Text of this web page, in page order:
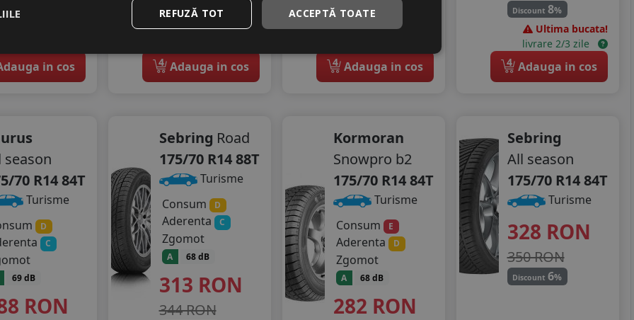
2 bucati!
in cos
Ultimele 2 bucati!
livrare 24/48 ore
4 Adauga in cos
Ultimele 2 bucati!
4 Adauga in cos
Discount8%
Ultima bucata!
livrare 2/3 zile
4 Adauga in cos
season
70 R14 84T
Turisme
D
C
69 dB
RON
Sebring Road
175/70 R14 88T
Turisme
Consum
D
Aderenta C
Zgomot
A 68 dB
313 RON
344 RON
Kormoran
Snowpro b2
175/70 R14 84T
Turisme
Consum
E
Aderenta D
Zgomot
A 68 dB
282 RON
Sebring
All season
175/70 R14 84T
Turisme
328 RON
350 RON
Discount6%
ACCEPTĂ TOATE
REFUZĂ TOT